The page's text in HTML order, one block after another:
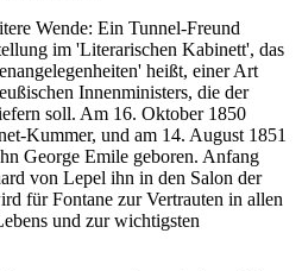
Wende: Ein Tunnel-Freund
im 'Literarischen Kabinett', das
heißt, einer Art
Innenministers, die der
soll. Am 16. Oktober 1850
Kummer, und am 14. August 1851
George Emile geboren. Anfang
von Lepel ihn in den Salon der
für Fontane zur Vertrauten in allen
und zur wichtigsten